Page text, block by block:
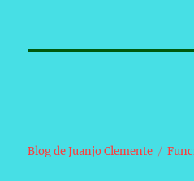
Blog de Juanjo Clemente